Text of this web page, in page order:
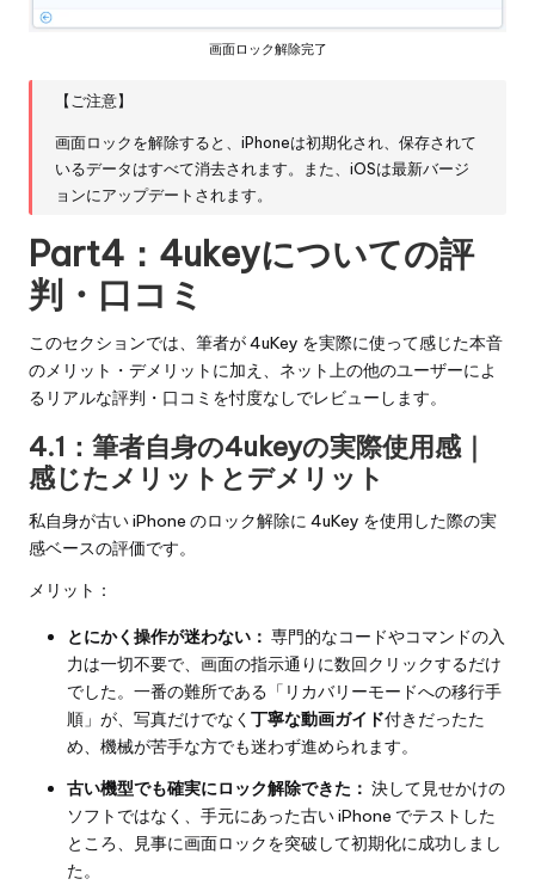
画面ロック解除完了
【ご注意】
画面ロックを解除すると、iPhoneは初期化され、保存されて
いるデータはすべて消去されます。また、iOSは最新バージ
ョンにアップデートされます。
Part4：4ukeyについての評
判・口コミ
このセクションでは、筆者が 4uKey を実際に使って感じた本音
のメリット・デメリットに加え、ネット上の他のユーザーによ
るリアルな評判・口コミを忖度なしでレビューします。
4.1：筆者自身の4ukeyの実際使用感｜
感じたメリットとデメリット
私自身が古い iPhone のロック解除に 4uKey を使用した際の実
感ベースの評価です。
メリット：
とにかく操作が迷わない： 専門的なコードやコマンドの入
力は一切不要で、画面の指示通りに数回クリックするだけ
でした。一番の難所である「リカバリーモードへの移行手
順」が、写真だけでなく 丁寧な動画ガイド付きだったた
め、機械が苦手な方でも迷わず進められます。
古い機型でも確実にロック解除できた： 決して見せかけの
ソフトではなく、手元にあった古い iPhone でテストした
ところ、見事に画面ロックを突破して初期化に成功しまし
た。